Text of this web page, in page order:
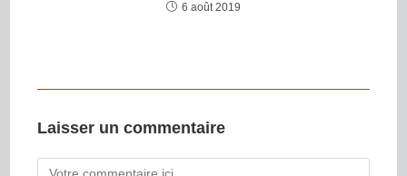
6 août 2019
Laisser un commentaire